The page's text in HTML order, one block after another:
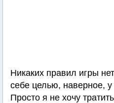
Никаких правил игры
себе целью, наверное,
Просто я не хочу